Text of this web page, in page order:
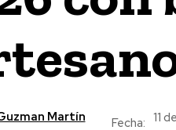
Martín Fecha: 11